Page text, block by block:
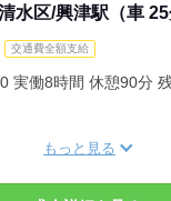
水区/興津駅（車 25
交通費全額支給
実働8時間 休憩90分
もっと見る